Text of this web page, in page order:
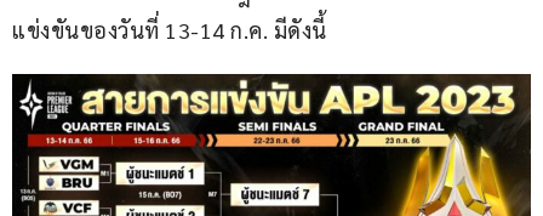
แข่งขันของวันที่ 13-14 ก.ค. มีดังนี้